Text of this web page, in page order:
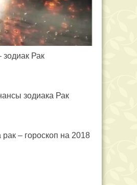
Рак
зодиака Рак
рак – гороскоп на 2018